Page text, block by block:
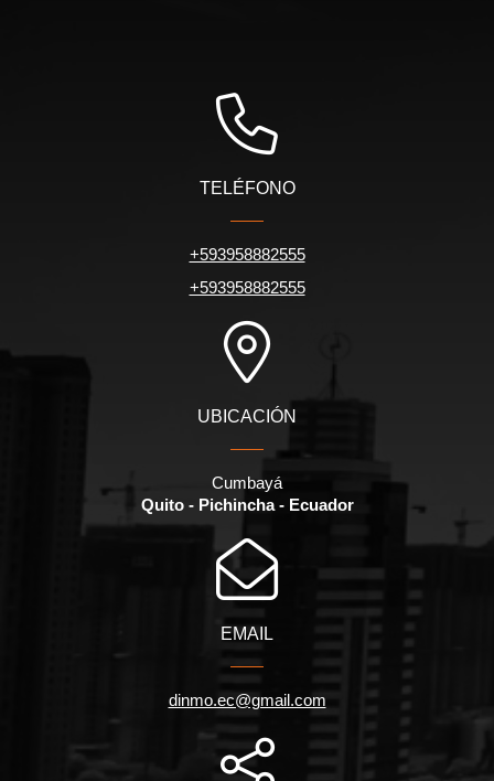
TELÉFONO
+593958882555
+593958882555
UBICACIÓN
Cumbayá
Quito - Pichincha - Ecuador
EMAIL
dinmo.ec@gmail.com